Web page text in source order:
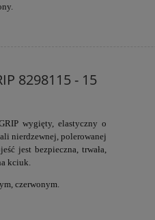
8298115 - 15
wygięty, elastyczny o
nierdzewnej, polerowanej
jest bezpieczna, trwała,
kciuk.
czerwonym.